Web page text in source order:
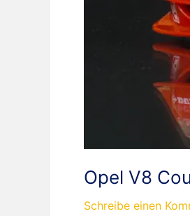
Opel V8
Schreibe einen